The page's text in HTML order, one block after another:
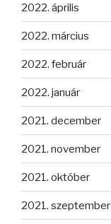
2022. április
2022. március
2022. február
2022. január
2021. december
2021. november
2021. október
2021. szeptember